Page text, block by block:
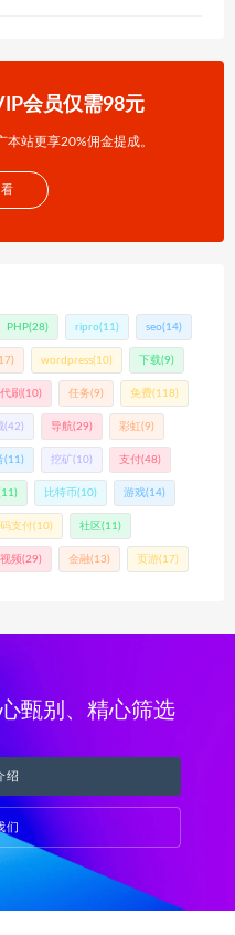
会员仅需98元
站更享20%佣金提成。
PHP(28) ripro(11) seo(14)
wordpress(10) 下载(9)
代刷 (10) 任务(9) 免费(118)
(42) 导航(29) 彩虹(9)
(11) 挖矿(10) 支付(48)
比特币(10) 游戏(14)
码支付(10) 社区(11)
视频(29) 金融(13) 页游(17)
甄别、精心筛选
绍
们